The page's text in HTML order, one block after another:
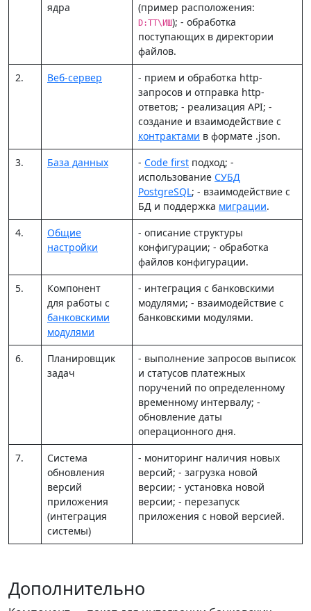
ядра
(пример расположения:
D:TT\ИШ); - обработка
поступающих в директории
файлов.
2.
Веб-сервер
- прием и обработка http-
запросов и отправка http-
ответов; - реализация API; -
создание и взаимодействие с
контрактами в формате .json.
3.
База данных - Code first подход; -
использование СУБД
PostgreSQL; - взаимодействие с
БД и поддержка миграции.
4.
Общие
настройки
- описание структуры
конфигурации; - обработка
файлов конфигурации.
5.
Компонент
для работы с
банковскими
модулями
- интеграция с банковскими
модулями; - взаимодействие с
банковскими модулями.
6.
Планировщик
задач
- выполнение запросов выписок
и статусов платежных
поручений по определенному
временному интервалу; -
обновление даты
операционного дня.
7.
Система
обновления
версий
приложения
(интеграция
системы)
- мониторинг наличия новых
версий; - загрузка новой
версии; - установка новой
версии; - перезапуск
приложения с новой версией.
Дополнительно